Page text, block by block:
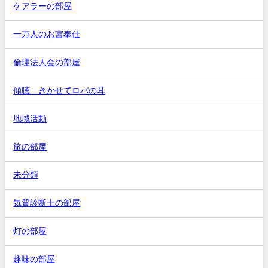
ケアラーの部屋
一万人のお宮奉仕
倫理法人会の部屋
傾聴 きかせてロバの耳
地域活動
旅の部屋
未分類
気質診断士の部屋
灯の部屋
趣味の部屋